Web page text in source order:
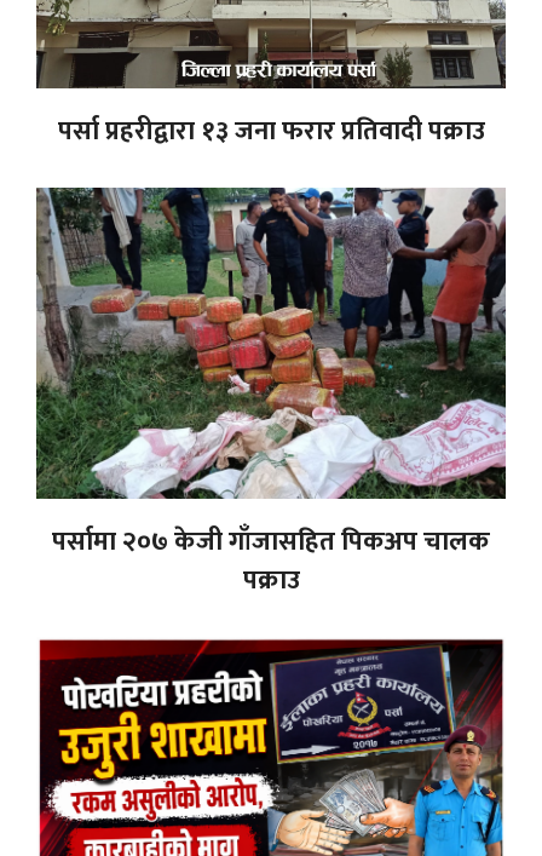
पर्सा प्रहरीद्वारा १३ जना फरार प्रतिवादी पक्राउ
पर्सामा २०७ केजी गाँजासहित पिकअप चालक
पक्राउ